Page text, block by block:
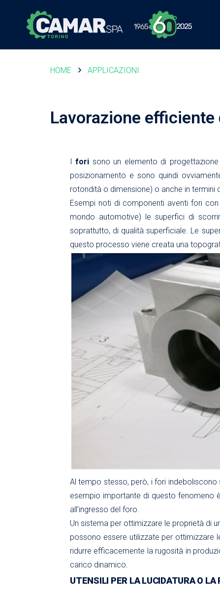
HOME APPLICAZIONI
Lavorazione
Ifori sono un elemento di
posizionamento e sono quindi
rotondità o dimensione) o anche in termini
Esempi noti di componenti aventi fori
mondo automotive) le superfici di
soprattutto, di qualità superficiale. Le
questo processo viene creata una
Al tempo stesso, però, i fori
esempio importante di questo fenomeno
all’ingresso del foro.
Un sistema per ottimizzare le proprietà di
possono essere utilizzate per ottimizzare
ridurre efficacemente la rugosità in
carico dinamico.
UTENSILI PER LA LUCIDATURA O LA